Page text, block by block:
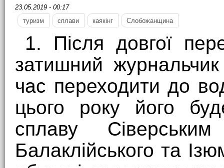
23.05.2019 - 00:17
туризм
сплави каякінг Слобожанщина
1. Після довгої
затишний
час переходити до
цього року його
сплаву
Балаклійського та